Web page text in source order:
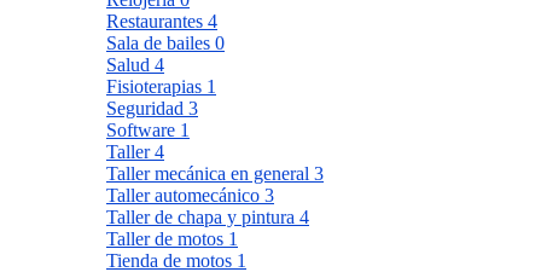
Restaurantes 4
Sala de bailes 0
Salud 4
Fisioterapias 1
Seguridad 3
Software 1
Taller4
Taller mecánica en general 3
Taller automecánico 3
Taller de chapa y pintura 4
Taller de motos 1
Tienda de motos 1